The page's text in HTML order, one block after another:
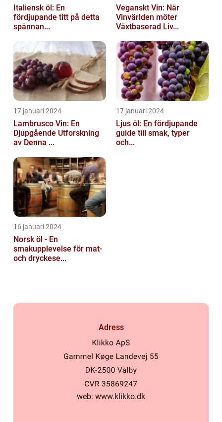
Italiensk öl: En
fördjupande titt på detta
spännan...
Veganskt Vin: När
Vinvärlden möter
Växtbaserad Liv...
17 januari 2024
Lambrusco Vin: En
Djupgående Utforskning
av Denna ...
17 januari 2024
Ljus öl: En fördjupande
guide till smak, typer
och...
16 januari 2024
Norsk öl - En
smakupplevelse för mat-
och dryckese...
Adress
web: www.klikko.dk